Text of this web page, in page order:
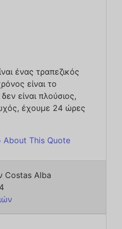
ένας τραπεζικός
είναι το
είναι πλούσιος,
έχουμε 24 ώρες
About This Quote
Costas Alba